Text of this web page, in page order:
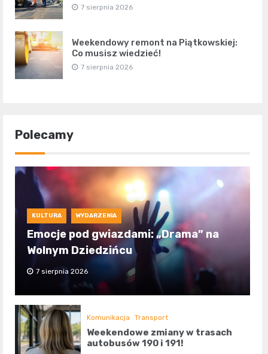
7 sierpnia 2026
Weekendowy remont na Piątkowskiej:
Co musisz wiedzieć!
7 sierpnia 2026
Polecamy
KULTURA WYDARZENIA
Emocje pod gwiazdami: „Drama” na
Wolnym Dziedzińcu
7 sierpnia 2026
Komunikacja Transport
Weekendowe zmiany w trasach
autobusów 190 i 191!